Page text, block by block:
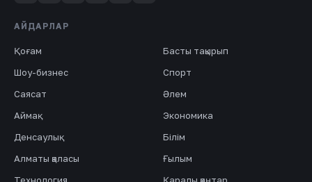
АЙДАРЛАР
Қоғам
Басты тақырып
Шоу-бизнес
Спорт
Саясат
Әлем
Аймақ
Экономика
Денсаулық
Білім
Алматы қаласы
Ғылым